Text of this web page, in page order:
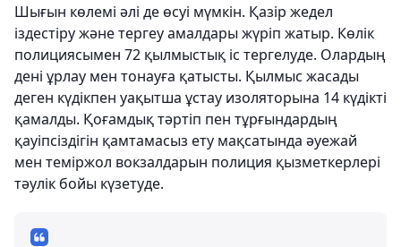
Шығын көлемі әлі де өсуі мүмкін. Қазір жедел
іздестіру және тергеу амалдары жүріп жатыр. Көлік
полициясымен 72 қылмыстық іс тергелуде. Олардың
дені ұрлау мен тонауға қатысты. Қылмыс жасады
деген күдікпен уақытша ұстау изоляторына 14 күдікті
қамалды. Қоғамдық тәртіп пен тұрғындардың
қауіпсіздігін қамтамасыз ету мақсатында әуежай
мен теміржол вокзалдарын полиция қызметкерлері
тәулік бойы күзетуде.